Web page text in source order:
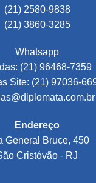
(21) 2580-9838
(21) 3860-3285
Whatsapp
(21) 96468-7359
Site: (21) 97036-
Endereço
General Bruce, 450
Cristóvão - RJ